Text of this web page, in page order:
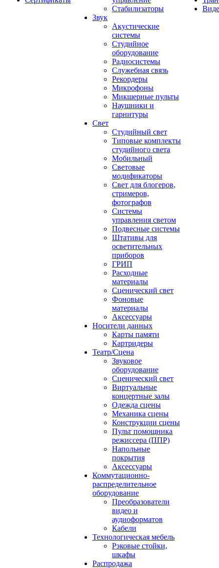
Стабилизаторы
Звук
Акустические
системы
Студийное
оборудование
Радиосистемы
Служебная связь
Рекордеры
Микрофоны
Микшерные пульты
Наушники и
гарнитуры
Свет
Студийный свет
Типовые комплекты
студийного света
Мобильный
Световые
модификаторы
Свет для блогеров,
стримеров,
фотографов
Системы
управления светом
Подвесные системы
Штативы для
осветительных
приборов
ГРИП
Расходные
материалы
Сценический свет
Фоновые
материалы
Аксессуары
Носители данных
Карты памяти
Картридеры
Театр/Сцена
Звуковое
оборудование
Сценический свет
Виртуальные
концертные залы
Одежда сцены
Механика сцены
Конструкции сцены
Пульт помощника
режиссера (ППР)
Напольные
покрытия
Аксессуары
Коммутационно-
распределительное
оборудование
Преобразователи
видео и
аудиоформатов
Кабели
Технологическая мебель
Рэковые стойки,
шкафы
Распродажа